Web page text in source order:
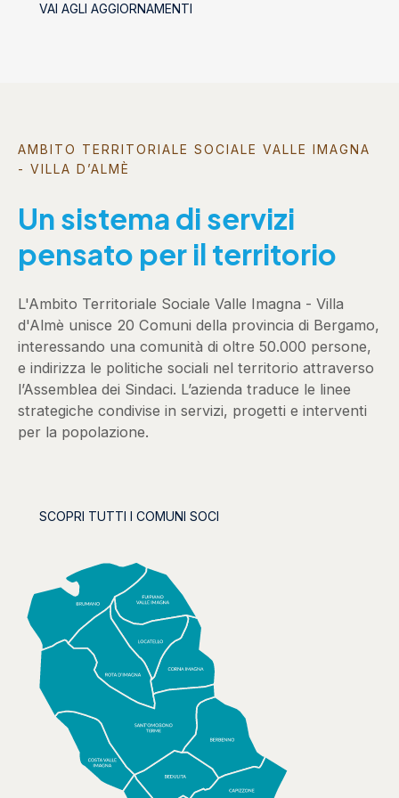
socializzanti (Centri estivi)
VAI AGLI AGGIORNAMENTI
AMBITO TERRITORIALE SOCIALE VALLE IMAGNA
- VILLA D’ALMÈ
Un sistema di servizi
pensato per il territorio
L'Ambito Territoriale Sociale Valle Imagna - Villa
d'Almè unisce 20 Comuni della provincia di Bergamo,
interessando una comunità di oltre 50.000 persone,
e indirizza le politiche sociali nel territorio attraverso
l’Assemblea dei Sindaci. L’azienda traduce le linee
strategiche condivise in servizi, progetti e interventi
per la popolazione.
SCOPRI TUTTI I COMUNI SOCI